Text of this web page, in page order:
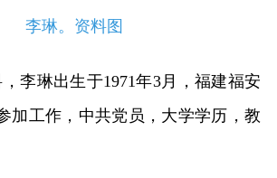
李琳。资料图
李琳出生于1971年3月，福建福安
加工作，中共党员，大学学历，教